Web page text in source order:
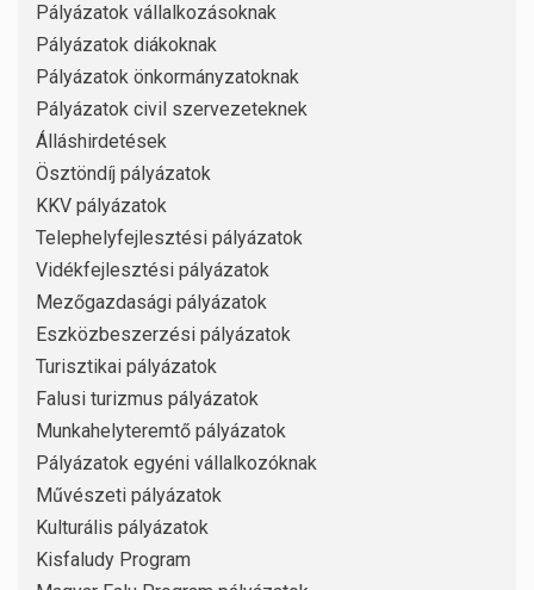
Pályázatok vállalkozásoknak
Pályázatok diákoknak
Pályázatok önkormányzatoknak
Pályázatok civil szervezeteknek
Álláshirdetések
Ösztöndíj pályázatok
KKV pályázatok
Telephelyfejlesztési pályázatok
Vidékfejlesztési pályázatok
Mezőgazdasági pályázatok
Eszközbeszerzési pályázatok
Turisztikai pályázatok
Falusi turizmus pályázatok
Munkahelyteremtő pályázatok
Pályázatok egyéni vállalkozóknak
Művészeti pályázatok
Kulturális pályázatok
Kisfaludy Program